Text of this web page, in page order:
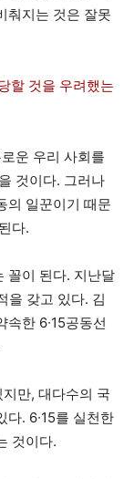
춰지는 것은 잘못
할 것을 우려했는
운 우리 사회를
것이다. 그러나
의 일꾼이기 때문
다.
꼴이 된다. 지난달
을 갖고 있다. 김
한 6∙15공동선
만, 대다수의 국
다. 6∙15를 실천한
것이다.